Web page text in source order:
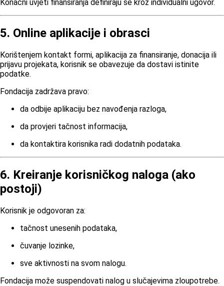
Konačni uvjeti finansiranja definiraju se kroz individualni ugovor.
5. Online aplikacije i obrasci
Korištenjem kontakt formi, aplikacija za finansiranje, donacija ili
prijavu projekata, korisnik se obavezuje da dostavi istinite
podatke.
Fondacija zadržava pravo:
da odbije aplikaciju bez navođenja razloga,
da provjeri tačnost informacija,
da kontaktira korisnika radi dodatnih podataka.
6. Kreiranje korisničkog naloga (ako
postoji)
Korisnik je odgovoran za:
tačnost unesenih podataka,
čuvanje lozinke,
sve aktivnosti na svom nalogu.
Fondacija može suspendovati nalog u slučajevima zloupotrebe.